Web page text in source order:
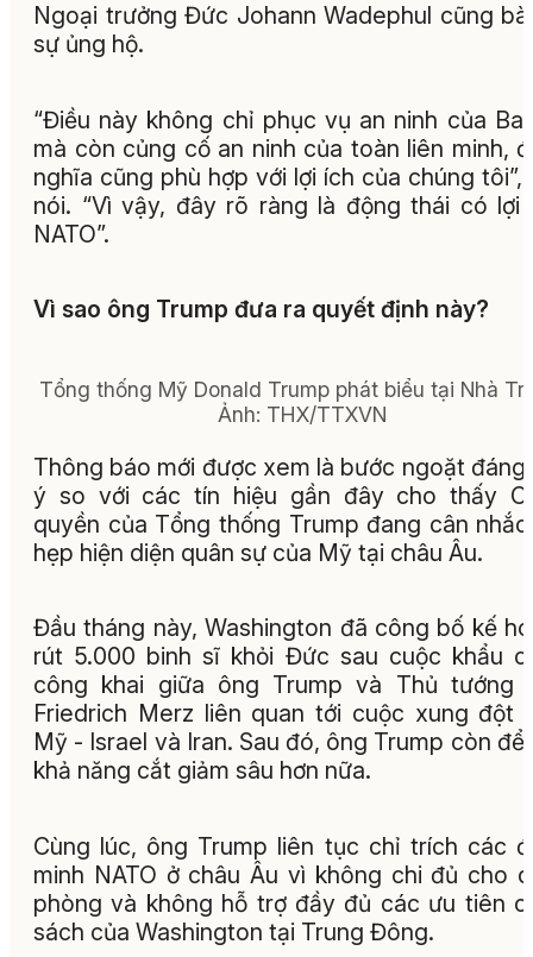
Ngoại trưởng Đức Johann Wadephul cũng
sự ủng hộ.
“Điều này không chỉ phục vụ an ninh của Ba
mà còn củng cố an ninh của toàn liên minh,
nghĩa cũng phù hợp với lợi ích của chúng tôi”,
nói. “Vì vậy, đây rõ ràng là động thái có lợi
NATO”.
Vì sao ông Trump đưa ra quyết định này?
Tổng thống Mỹ Donald Trump phát biểu tại Nhà
Ảnh: THX/TTXVN
Thông báo mới được xem là bước ngoặt đáng
ý so với các tín hiệu gần đây cho thấy
quyền của Tổng thống Trump đang cân
hẹp hiện diện quân sự của Mỹ tại châu Âu.
Đầu tháng này, Washington đã công bố kế
rút 5.000 binh sĩ khỏi Đức sau cuộc khẩu
công khai giữa ông Trump và Thủ tướng
Friedrich Merz liên quan tới cuộc xung đột
Mỹ - Israel và Iran. Sau đó, ông Trump còn để
khả năng cắt giảm sâu hơn nữa.
Cùng lúc, ông Trump liên tục chỉ trích các
minh NATO ở châu Âu vì không chi đủ cho
phòng và không hỗ trợ đầy đủ các ưu tiên
sách của Washington tại Trung Đông.